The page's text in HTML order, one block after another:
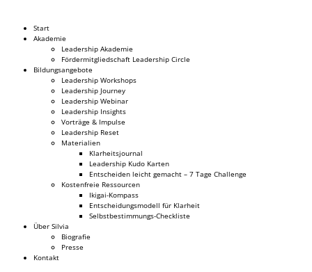
Dr. Silvia Schäfer
Start
Akademie
Leadership Akademie
Fördermitgliedschaft Leadership Circle
Bildungsangebote
Leadership Workshops
Leadership Journey
Leadership Webinar
Leadership Insights
Vorträge & Impulse
Leadership Reset
Materialien
Klarheitsjournal
Leadership Kudo Karten
Entscheiden leicht gemacht – 7 Tage Challenge
Kostenfreie Ressourcen
Ikigai-Kompass
Entscheidungsmodell für Klarheit
Selbstbestimmungs-Checkliste
Über Silvia
Biografie
Presse
Kontakt